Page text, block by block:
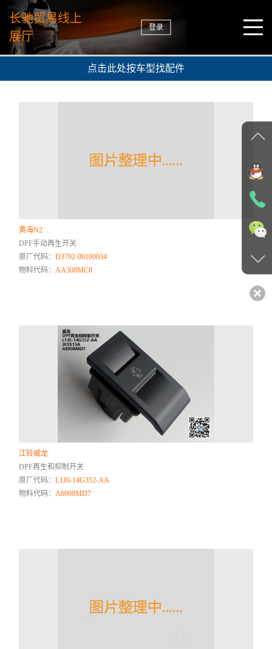
长驰贸易线上
展厅
登录
点击此处按车型找配件
黄海N2
DPF手动再生开关
原厂代码：D3792-00100034
物料代码：AA308MC8
江铃威龙
DPF再生和抑制开关
原厂代码：L1J0-14G352-AA
物料代码：A6908MD7